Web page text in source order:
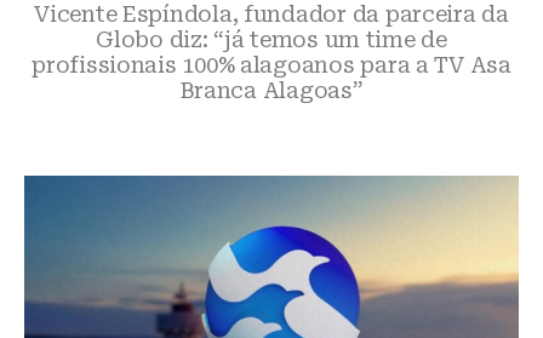
Vicente Espíndola, fundador da parceira da
Globo diz: “já temos um time de
profissionais 100% alagoanos para a TV Asa
Branca Alagoas”